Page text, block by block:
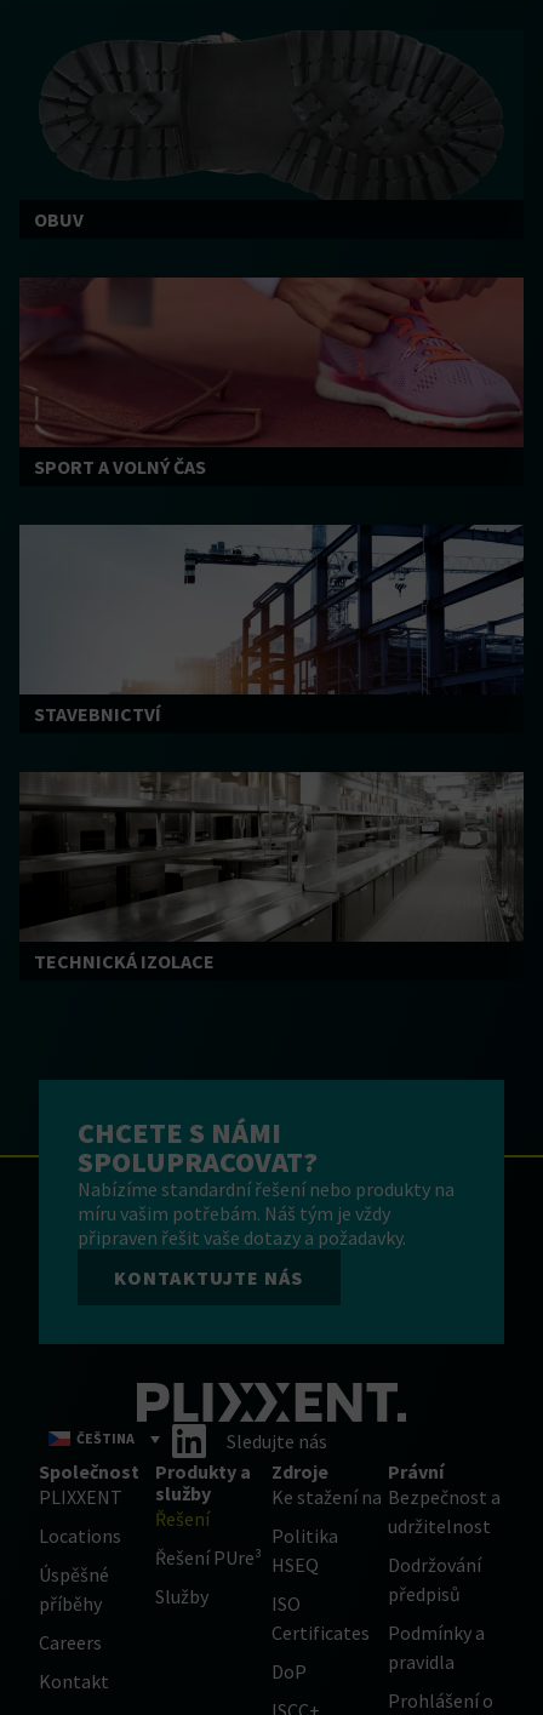
OBUV
SPORT A VOLNÝ ČAS
STAVEBNICTVÍ
TECHNICKÁ IZOLACE
CHCETE S NÁMI
SPOLUPRACOVAT?
Nabízíme standardní řešení nebo produkty na
míru vašim potřebám. Náš tým je vždy
připraven řešit vaše dotazy a požadavky.
KONTAKTUJTE NÁS
ČEŠTINA
Sledujte nás
Společnost
PLIXXENT
Locations
Úspěšné
příběhy
Careers
Kontakt
Produkty a
služby
Řešení
Řešení PUre³
Služby
Zdroje
Ke stažení na
Politika
HSEQ
ISO
Certificates
DoP
ISCC+
Právní
Bezpečnost a
udržitelnost
Dodržování
předpisů
Podmínky a
pravidla
Prohlášení o